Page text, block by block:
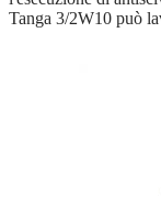
Tanga 3/2W10 può